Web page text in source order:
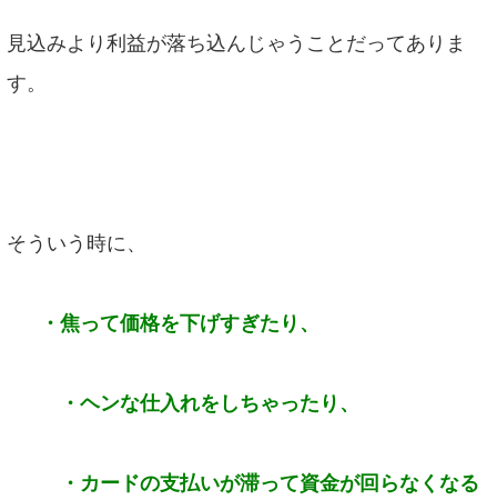
見込みより利益が落ち込んじゃうことだってありま
す。
そういう時に、
・焦って価格を下げすぎたり、
・ヘンな仕入れをしちゃったり、
・カードの支払いが滞って資金が回らなくなる